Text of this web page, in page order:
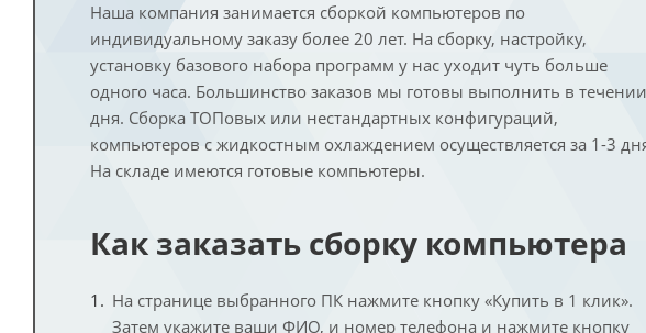
Наша компания занимается сборкой компьютеров по
индивидуальному заказу более 20 лет. На сборку, настройку,
установку базового набора программ у нас уходит чуть больше
одного часа. Большинство заказов мы готовы выполнить в течении
дня. Сборка ТОПовых или нестандартных конфигураций,
компьютеров с жидкостным охлаждением осуществляется за 1-3
На складе имеются готовые компьютеры.
Как заказать сборку компьютера
На странице выбранного ПК нажмите кнопку «Купить в 1 клик».
Затем укажите ваши ФИО, и номер телефона и нажмите кнопку